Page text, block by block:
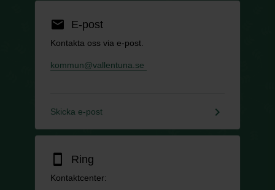
email E-post
Kontakta oss via e-post.
kommun@vallentuna.se
Skicka e-post keyboard_arrow_right
smartphone Ring
Kontaktcenter: